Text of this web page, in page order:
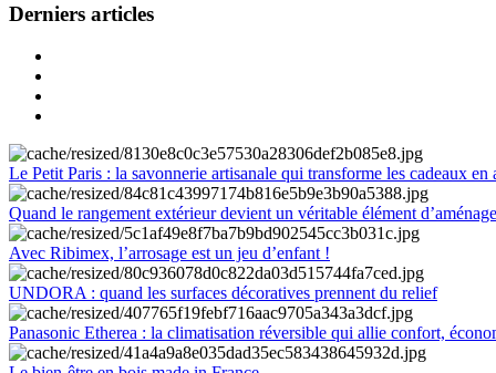
Derniers articles
Le Petit Paris : la savonnerie artisanale qui transforme les cadeaux en
Quand le rangement extérieur devient un véritable élément
Avec Ribimex, l’arrosage est un jeu d’enfant !
UNDORA : quand les surfaces décoratives prennent du relief
Panasonic Etherea : la climatisation réversible qui allie confort,